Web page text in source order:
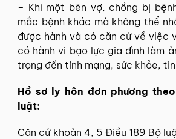
– Khi một bên vợ, chồng bị
mắc bệnh khác mà không thể
được hành và có căn cứ về việc
có hành vi bạo lực gia đình làm
trọng đến tính mạng, sức khỏe,
Hồ sơ ly hôn đơn phương
luật:
Căn cứ khoản 4, 5 Điều 189 Bộ